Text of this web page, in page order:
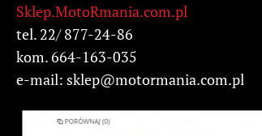
Sklep.MotoRmania.com.pl
tel. 22/ 877-24-86
kom. 664-163-035
e-mail: sklep@motormania.com.pl